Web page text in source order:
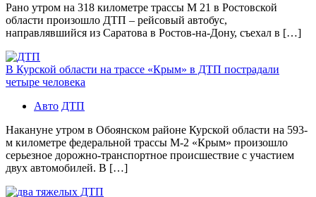
Рано утром на 318 километре трассы М 21 в Ростовской
области произошло ДТП – рейсовый автобус,
направлявшийся из Саратова в Ростов-на-Дону, съехал в […]
В Курской области на трассе «Крым» в ДТП пострадали
четыре человека
Авто ДТП
Накануне утром в Обоянском районе Курской области на 593-
м километре федеральной трассы М-2 «Крым» произошло
серьезное дорожно-транспортное происшествие с участием
двух автомобилей. В […]